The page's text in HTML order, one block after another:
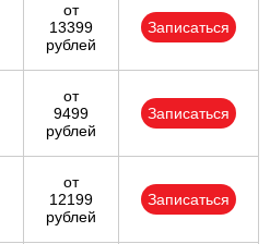
от
13399
рублей
Записаться
от
9499
рублей
Записаться
от
12199
рублей
Записаться